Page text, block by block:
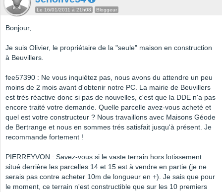
Le 16/01/2011 à 21h08 Bloggeur
Bonjour,
Je suis Olivier, le propriétaire de la "seule" maison en construction
à Beuvillers.
fee57390 : Ne vous inquiétez pas, nous avons du attendre un peu
moins de 2 mois avant d'obtenir notre PC. La mairie de Beuvillers
est trés réactive donc si pas de nouvelles, c'est que la DDE n'a pas
encore traité votre demande. Quelle parcelle avez-vous acheté et
quel est votre constructeur ? Nous travaillons avec Maisons Géode
de Bertrange et nous en sommes trés satisfait jusqu'à présent. Je
recommande fortement !
PIERREYVON : Savez-vous si le vaste terrain hors lotissement
situé derrière les parcelles 14 et 15 est à vendre en partie (je ne
serais pas contre acheter 10m de longueur en +). Je sais que pour
le moment, ce terrain n'est constructible que sur les 10 premiers